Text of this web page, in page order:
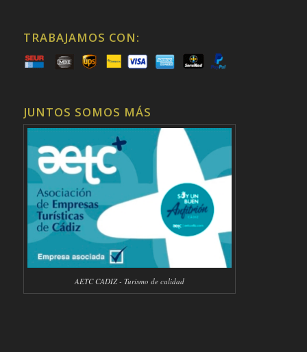
TRABAJAMOS CON:
JUNTOS SOMOS MÁS
AETC CADIZ - Turismo de calidad